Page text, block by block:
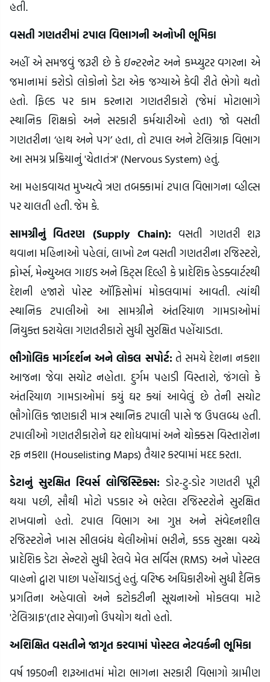
હતી.
વસતી ગણતરીમાં ટપાલ વિભાગની અનોખી ભૂમિકા
અહીં એ સમજવું જરૂરી છે કે ઇન્ટરનેટ અને કમ્પ્યુટર વગરના એ
જમાનામાં કરોડો લોકોનો ડેટા એક જગ્યાએ કેવી રીતે ભેગો થતો
હતો. ફિલ્ડ પર કામ કરનારા ગણતરીકારો (જેમાં મોટાભાગે
સ્થાનિક શિક્ષકો અને સરકારી કર્મચારીઓ હતા) જો વસતી
ગણતરીના ‘હાથ અને પગ’ હતા, તો ટપાલ અને ટેલિગ્રાફ વિભાગ
આ સમગ્ર પ્રક્રિયાનું 'ચેતાતંત્ર' (Nervous System) હતું.
આ મહાકવાયત મુખ્યત્વે ત્રણ તબક્કામાં ટપાલ વિભાગના વ્હીલ્સ
પર ચાલતી હતી. જેમ કે.
સામગ્રીનું વિતરણ (Supply Chain): વસતી ગણતરી શરૂ
થવાના મહિનાઓ પહેલાં, લાખો ટન વસતી ગણતરીના રજિસ્ટરો,
ફોર્મ્સ, મેન્યુઅલ ગાઇડ અને કિટ્સ દિલ્હી કે પ્રાદેશિક હેડક્વાર્ટરથી
દેશની હજારો પોસ્ટ ઑફિસોમાં મોકલવામાં આવતી. ત્યાંથી
સ્થાનિક ટપાલીઓ આ સામગ્રીને અંતરિયાળ ગામડાઓમાં
નિયુક્ત કરાયેલા ગણતરીકારો સુધી સુરક્ષિત પહોંચાડતા.
ભૌગોલિક માર્ગદર્શન અને લોકલ સપોર્ટ:તે સમયે દેશના નકશા
આજના જેવા સચોટ નહોતા. દુર્ગમ પહાડી વિસ્તારો, જંગલો કે
અંતરિયાળ ગામડાઓમાં કયું ઘર ક્યાં આવેલું છે તેની સચોટ
ભૌગોલિક જાણકારી માત્ર સ્થાનિક ટપાલી પાસે જ ઉપલબ્ધ હતી.
ટપાલીઓ ગણતરીકારોને ઘર શોધવામાં અને ચોક્કસ વિસ્તારોના
રફ નકશા (Houselisting Maps) તૈયાર કરવામાં મદદ કરતા.
ડેટાનું સુરક્ષિત રિવર્સ લોજિસ્ટિક્સ: ડોર-ટુ-ડોર ગણતરી પૂરી
થયા પછી, સૌથી મોટો પડકાર એ ભરેલા રજિસ્ટરોને સુરક્ષિત
રાખવાનો હતો. ટપાલ વિભાગ આ ગુપ્ત અને સંવેદનશીલ
રજિસ્ટરોને ખાસ સીલબંધ થેલીઓમાં ભરીને, કડક સુરક્ષા વચ્ચે
પ્રાદેશિક ડેટા સેન્ટરો સુધી રેલવે મેલ સર્વિસ (RMS) અને પોસ્ટલ
વાહનો દ્વારા પાછા પહોંચાડતું હતું. વરિષ્ઠ અધિકારીઓ સુધી દૈનિક
પ્રગતિના અહેવાલો અને કટોકટીની સૂચનાઓ મોકલવા માટે
'ટેલિગ્રાફ'(તાર સેવા)નો ઉપયોગ થતો હતો.
અશિક્ષિત વસતીને જાગૃત કરવામાં પોસ્ટલ નેટવર્કની ભૂમિકા
વર્ષ 1950ની શરૂઆતમાં મોટા ભાગના સરકારી વિભાગો ગ્રામીણ